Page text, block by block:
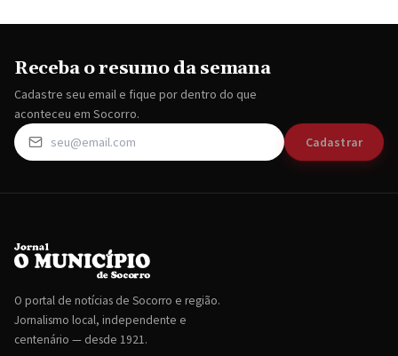
Receba o resumo da semana
Cadastre seu email e fique por dentro do que
aconteceu em Socorro.
Cadastrar
O portal de notícias de Socorro e região.
Jornalismo local, independente e
centenário — desde 1921.